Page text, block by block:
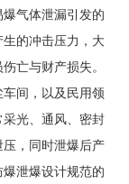
气体泄漏引发的
的冲击压力，大
亡与财产损失。
间，以及民用领
光、通风、密封
，同时泄爆后产
泄爆设计规范的